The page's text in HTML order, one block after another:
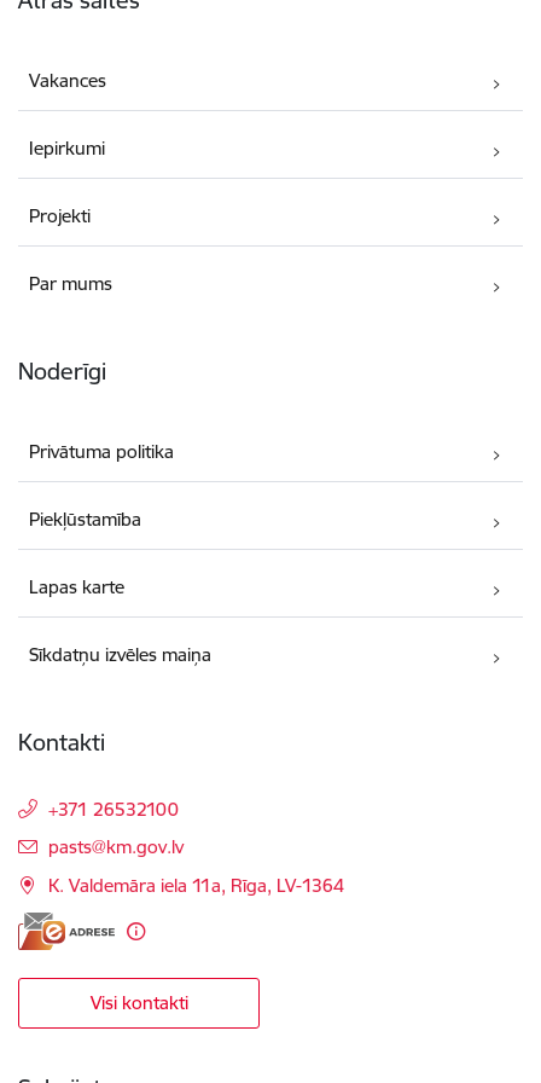
Vakances
Iepirkumi
Projekti
Par mums
Noderīgi
Privātuma politika
Piekļūstamība
Lapas karte
Sīkdatņu izvēles maiņa
Kontakti
+371 26532100
E-pasts:
pasts@km.gov.lv
K. Valdemāra iela 11a, Rīga, LV-1364
Visi kontakti